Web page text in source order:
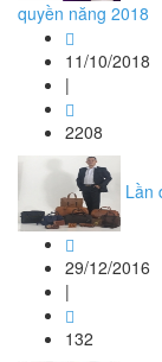
quyền năng 2018
11/10/2018
|
2208
Lần
29/12/2016
|
132